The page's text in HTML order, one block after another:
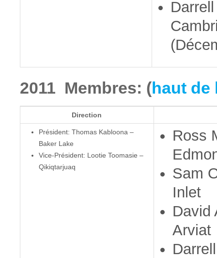
2011 Membres: (haut de
Direction
Président: Thomas Kabloona –
Baker Lake
Vice-Président: Lootie Toomasie –
Qikiqtarjuaq
Ross
Sam
Inlet
David
Arviat